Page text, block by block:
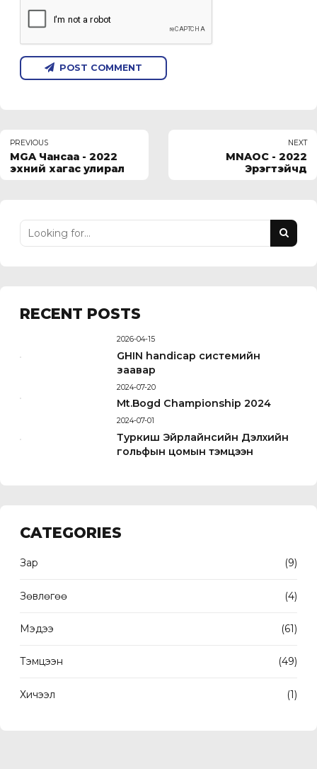
POST COMMENT
PREVIOUS
MGA Чансаа - 2022
эхний хагас улирал
NEXT
MNAOC - 2022
Эрэгтэйчүүд
RECENT POSTS
2026-04-15
GHIN handicap системийн
заавар
2024-07-20
Mt.Bogd Championship 2024
2024-07-01
Туркиш Эйрлайнсийн Дэлхийн
гольфын цомын тэмцээн
CATEGORIES
Зар (9)
Зөвлөгөө (4)
Мэдээ (61)
Тэмцээн (49)
Хичээл (1)